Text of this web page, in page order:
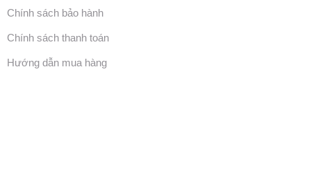
Chính sách bảo hành
Chính sách thanh toán
Hướng dẫn mua hàng